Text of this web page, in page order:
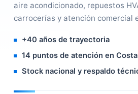
aire acondicionado, repuestos
carrocerías y atención comercial
+40 años de trayectoria
14 puntos de atención en
Stock nacional y respaldo